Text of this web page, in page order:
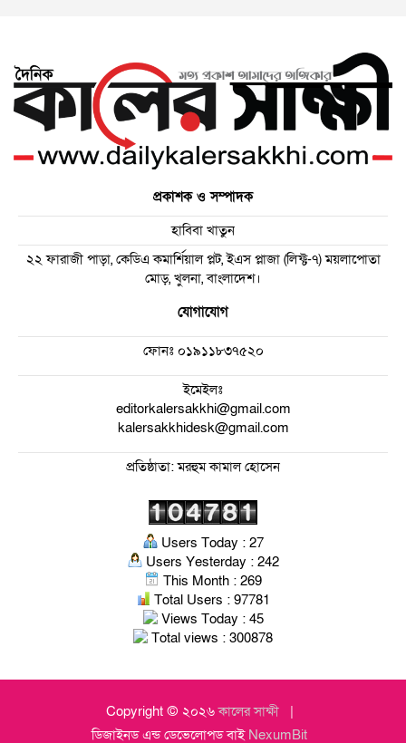
প্রকাশক ও সম্পাদক
হাবিবা খাতুন
২২ ফারাজী পাড়া, কেডিএ কমার্শিয়াল প্লট, ইএস প্লাজা (লিফ্ট-৭) ময়লাপোতা
মোড়, খুলনা, বাংলাদেশ।
যোগাযোগ
ফোনঃ০১৯১১৮৩৭৫২০
ইমেইলঃ
editorkalersakkhi@gmail.com
kalersakkhidesk@gmail.com
প্রতিষ্ঠাতা: মরহুম কামাল হোসেন
Users Today : 27
Users Yesterday : 242
This Month : 269
Total Users : 97781
Views Today : 45
Total views : 300878
Copyright © ২০২৬কালের সাক্ষী
ডিজাইনড এন্ড ডেভেলোপড বাই NexumBit